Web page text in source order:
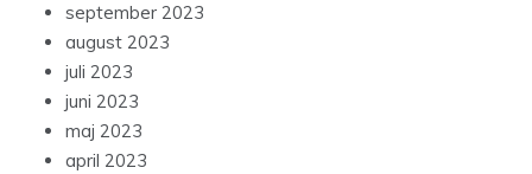
september 2023
august 2023
juli 2023
juni 2023
maj 2023
april 2023